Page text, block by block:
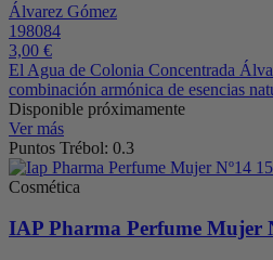
Álvarez Gómez
198084
3,00 €
El Agua de Colonia Concentrada
combinación armónica de esencias
Disponible próximamente
Ver más
Puntos Trébol: 0.3
Cosmética
IAP Pharma Perfume Mujer